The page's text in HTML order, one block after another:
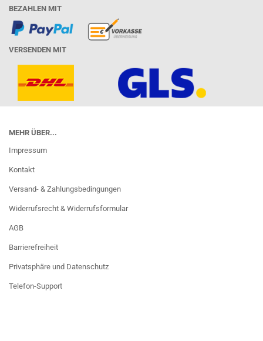
BEZAHLEN MIT
VERSENDEN MIT
MEHR ÜBER...
Impressum
Kontakt
Versand- & Zahlungsbedingungen
Widerrufsrecht & Widerrufsformular
AGB
Barrierefreiheit
Privatsphäre und Datenschutz
Telefon-Support